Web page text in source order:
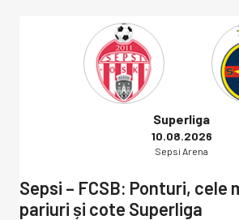
Superliga
10.08.2026
Sepsi Arena
Sepsi – FCSB: Ponturi, cele
pariuri și cote Superliga